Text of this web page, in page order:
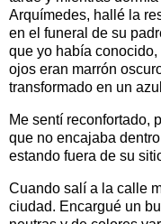
Arquímedes, hallé la
en el funeral de su
que yo había
ojos eran marrón
transformado en un
Me sentí
que no encajaba
estando fuera de su
Cuando salí a la calle
ciudad. Encargué un